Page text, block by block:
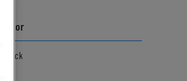
Color
Black